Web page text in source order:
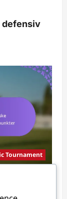
defensiv
Tournament